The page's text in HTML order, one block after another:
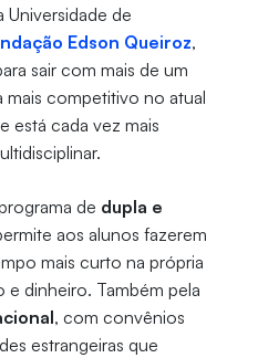
de
Edson Queiroz,
sair com mais de um
mais competitivo no atual
está cada vez mais
de dupla e
aos alunos fazerem
mais curto na própria
dinheiro. Também pela
, com convênios
estrangeiras que